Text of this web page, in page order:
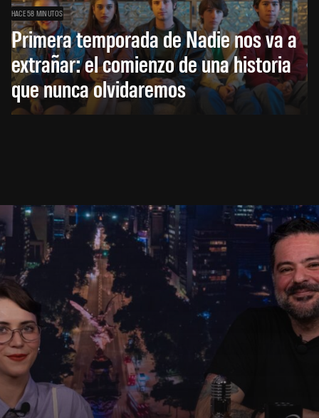
HACE 58 MINUTOS
Primera temporada de Nadie nos va a
extrañar: el comienzo de una historia
que nunca olvidaremos